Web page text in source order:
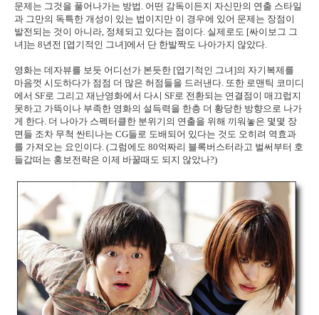
문제는 그것을 풀어나가는 방법. 어떤 감독이든지 자신만의 연출 스타일
과 그만의 독특한 개성이 있는 법이지만 이 경우에 있어 문제는 장점이
발전되는 것이 아니라, 정체되고 있다는 점이다. 실제로도 [싸이보그 그
녀]는 8년전 [엽기적인 그녀]에서 단 한발짝도 나아가지 않았다.
영화는 데자뷰를 보듯 어디선가 본듯한 [엽기적인 그녀]의 자기복제를
마음껏 시도하다가 점점 더 많은 허점들을 드러낸다. 또한 로맨틱 코미디
에서 SF로 그리고 재난영화에서 다시 SF로 전환되는 연결점이 매끄럽지
못하고 가뜩이나 부족한 영화의 설득력을 한층 더 황당한 방향으로 나가
게 한다. 더 나아가 스펙터클한 분위기의 연출을 위해 끼워놓은 몇몇 장
면들 조차 무척 싼티나는 CG들로 도배되어 있다는 것도 오히려 역효과
를 가져오는 요인이다. (그럼에도 80억짜리 블록버스터라고 벌써부터 호
들갑떠는 홍보전략은 이제 바꿀때도 되지 않았나?)